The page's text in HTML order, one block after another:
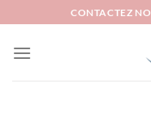
to
content
CONTACTEZ